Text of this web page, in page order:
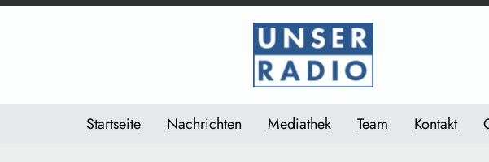
Startseite Nachrichten Mediathek Team Kontakt